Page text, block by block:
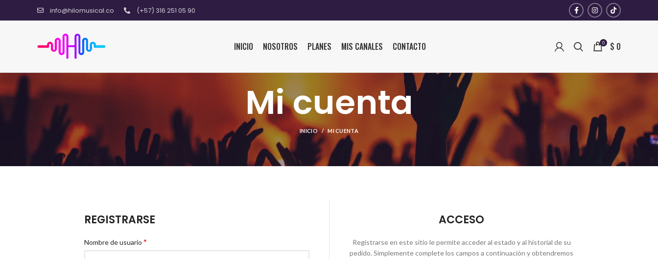
info@hilomusical.co (+57) 316 251 05 90
INICIO NOSOTROS PLANES MIS CANALES CONTACTO 0 $ 0
Mi cuenta
INICIO MI CUENTA
REGISTRARSE
Nombre de usuario *
ACCESO
Registrarse en este sitio le permite acceder al estado y al historial de su
pedido. Simplemente complete los campos a continuación y obtendremos